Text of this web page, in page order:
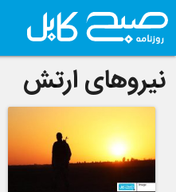
نیروهای ارتش